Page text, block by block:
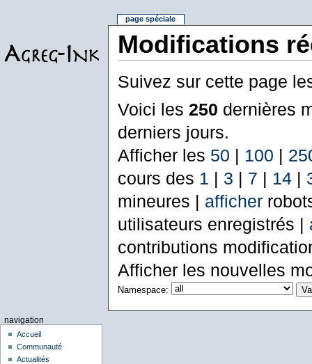
Modifications
Suivez sur cette page
Voici les 250 dernières
derniers jours.
Afficher les 50 | 100 |
cours des 1 | 3 | 7 | 14|
mineures | afficher
utilisateurs enregistrés |
contributions
Afficher les nouvelles
Namespace:
page spéciale
navigation
Accueil
Communauté
Actualités